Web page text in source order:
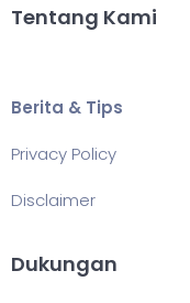
Tentang Kami
Berita & Tips
Privacy Policy
Disclaimer
Dukungan